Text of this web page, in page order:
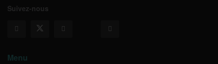
Suivez-nous
Menu